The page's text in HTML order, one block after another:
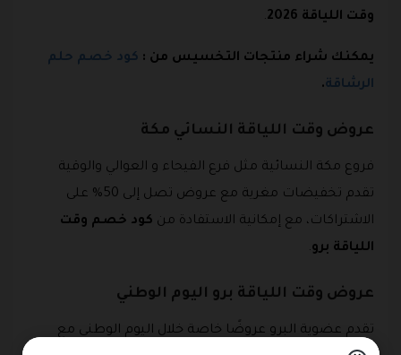
وقت اللياقة 2026
.
يمكنك شراء منتجات التخسيس من : كود خصم حلم
الرشاقة.
عروض وقت اللياقة النسائي مكة
فروع مكة النسائية مثل فرع الفيحاء و العوالي والوقية
تقدم تخفيضات مغرية مع عروض تصل إلى 50% على
الاشتراكات، مع إمكانية الاستفادة من كود خصم وقت
اللياقة برو.
عروض وقت اللياقة برو اليوم الوطني
تقدم عضوية البرو عروضًا خاصة خلال اليوم الوطني مع